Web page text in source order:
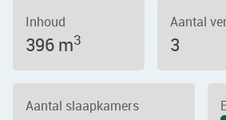
Inhoud
396 m3
Aantal
3
Aantal slaapkamers